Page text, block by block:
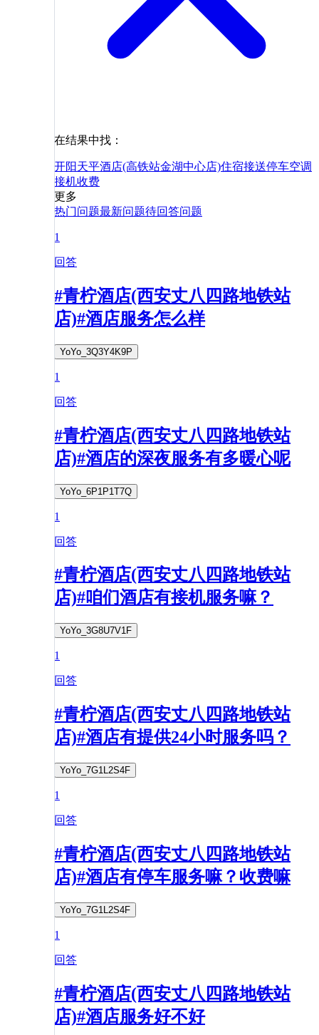
在结果中找：
开阳天平酒店(高铁站金湖中心店)住宿接送停车空调
接机收费
更多
热门问题最新问题待回答问题
1
回答
#青柠酒店(西安丈八四路地铁站
店)#酒店服务怎么样
YoYo_3Q3Y4K9P
1
回答
#青柠酒店(西安丈八四路地铁站
店)#酒店的深夜服务有多暖心呢
YoYo_6P1P1T7Q
1
回答
#青柠酒店(西安丈八四路地铁站
店)#咱们酒店有接机服务嘛？
YoYo_3G8U7V1F
1
回答
#青柠酒店(西安丈八四路地铁站
店)#酒店有提供24小时服务吗？
YoYo_7G1L2S4F
1
回答
#青柠酒店(西安丈八四路地铁站
店)#酒店有停车服务嘛？收费嘛
YoYo_7G1L2S4F
1
回答
#青柠酒店(西安丈八四路地铁站
店)#酒店服务好不好